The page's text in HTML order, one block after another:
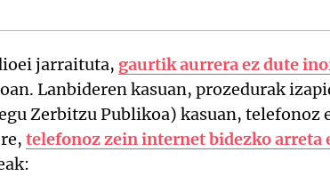
jarraituta, gaurtik aurrera ez dute
Lanbideren kasuan, prozedurak
Zerbitzu Publikoa) kasuan, telefonoz
telefonoz zein internet bidezko arreta